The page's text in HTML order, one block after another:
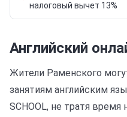
налоговый вычет 13%
Английский
Жители Раменского
занятиям английским
SCHOOL, не тратя